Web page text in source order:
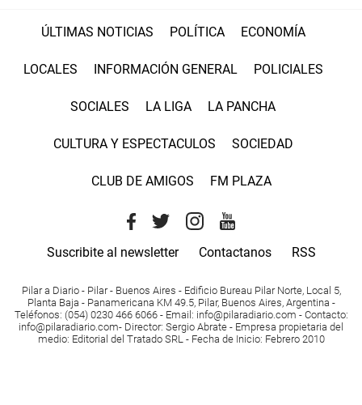
ÚLTIMAS NOTICIAS POLÍTICA ECONOMÍA
LOCALES INFORMACIÓN GENERAL POLICIALES
SOCIALES LA LIGA LA PANCHA
CULTURA Y ESPECTACULOS SOCIEDAD
CLUB DE AMIGOS FM PLAZA
Suscribite al newsletter Contactanos RSS
Pilar a Diario - Pilar - Buenos Aires - Edificio Bureau Pilar Norte, Local 5,
Planta Baja - Panamericana KM 49.5, Pilar, Buenos Aires, Argentina -
Teléfonos: (054) 0230 466 6066 - Email : info@pilaradiario.com - Contacto:
info@pilaradiario.com- Director: Sergio Abrate - Empresa propietaria del
medio: Editorial del Tratado SRL - Fecha de Inicio: Febrero 2010